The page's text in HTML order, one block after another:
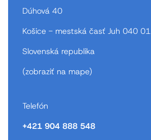
Dúhová 40
Košice - mestská časť Juh 040 01
Slovenská republika
(zobraziť na mape)
Telefón
+421 904 888 548